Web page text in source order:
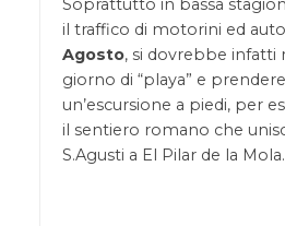
Soprattutto in bassa
il traffico di motorini ed
Agosto, si dovrebbe infatti
giorno di “playa” e
un’escursione a piedi, per
il sentiero romano che
S.Agusti a El Pilar de la Mola.